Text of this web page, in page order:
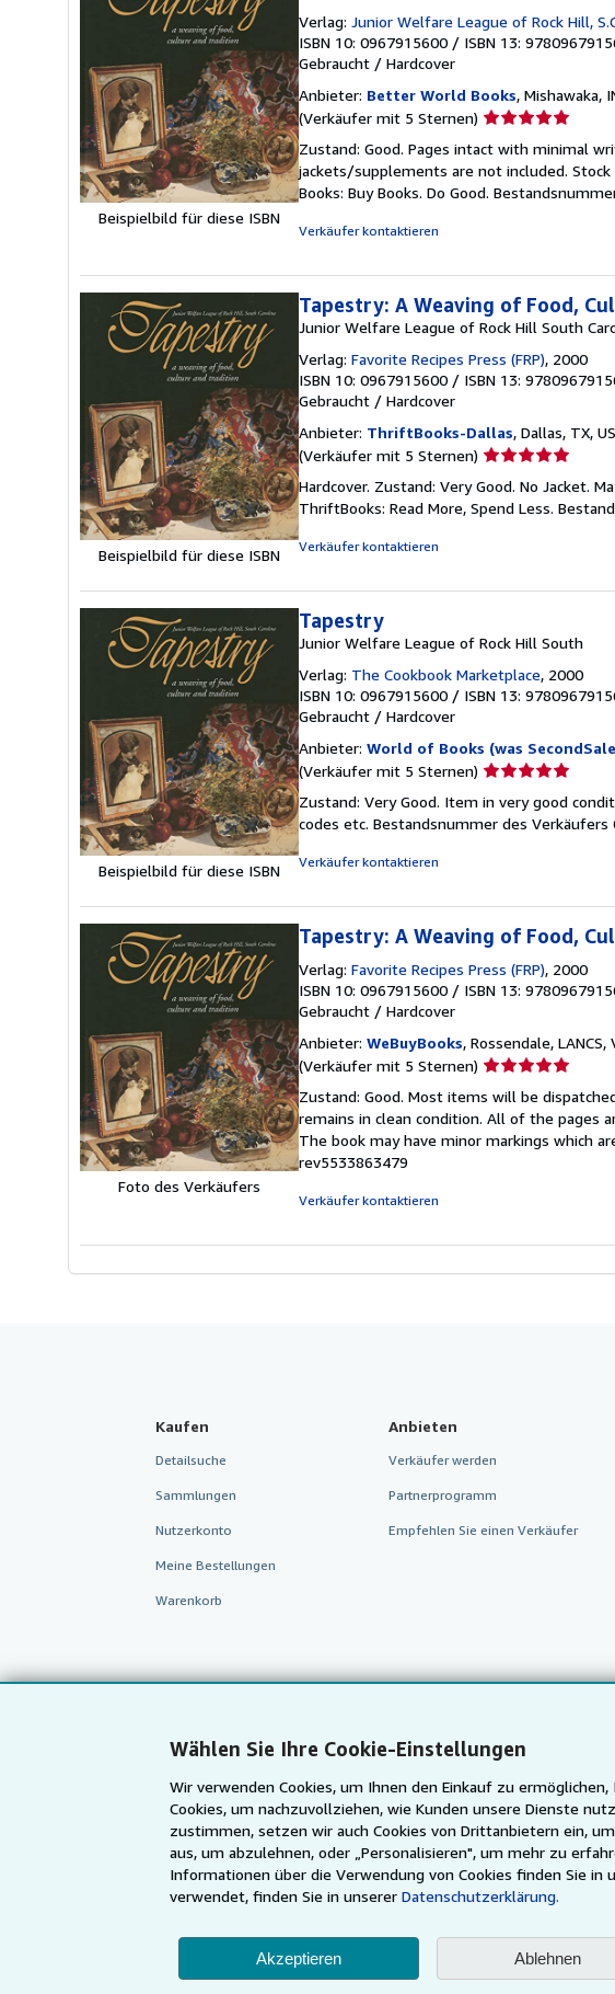
Wählen Sie Ihre Cookie-Einstellungen
Wir verwenden Cookies, um Ihnen den Einkauf zu
Cookies, um nachzuvollziehen, wie Kunden unsere Dienste
zustimmen, setzen wir auch Cookies von Drittanbietern ein,
aus, um abzulehnen, oder „Personalisieren", um mehr zu
Informationen über die Verwendung von Cookies finden Sie in
verwendet, finden Sie in unsererDatenschutzerklärung.
Akzeptieren Ablehnen
Beispielbild für diese ISBN
Verlag: Junior Welfare League of Rock Hill,
ISBN 10: 0967915600 / ISBN 13:
Gebraucht / Hardcover
Anbieter: Better World Books, Mishawaka,
(Verkäufer mit 5 Sternen)
von
5
Sternen
Zustand: Good. Pages intact with minimal
jackets/supplements are not included.
Books: Buy Books. Do Good.
Verkäufer kontaktieren
Beispielbild für diese ISBN
Tapestry: A Weaving of Food,
Junior Welfare League of Rock Hill South
Verlag: Favorite Recipes Press (FRP), 2000
ISBN 10: 0967915600 / ISBN 13:
Gebraucht / Hardcover
Anbieter: ThriftBooks-Dallas, Dallas, TX,
(Verkäufer mit 5 Sternen)
von
5
Hardcover. Zustand: Very Good. No Jacket.
ThriftBooks: Read More, Spend Less.
Verkäufer kontaktieren
Beispielbild für diese ISBN
Tapestry
Junior Welfare League of Rock Hill South
Verlag: The Cookbook Marketplace, 2000
ISBN 10: 0967915600 / ISBN 13:
Gebraucht / Hardcover
Anbieter: World of Books (was
(Verkäufer mit 5 Sternen)
von
5
Zustand: Very Good. Item in very good
codes etc. Bestandsnummer des Verkäufers
Verkäufer kontaktieren
Foto des Verkäufers
Tapestry: A Weaving of Food,
Verlag: Favorite Recipes Press (FRP), 2000
ISBN 10: 0967915600 / ISBN 13:
Gebraucht / Hardcover
Anbieter: WeBuyBooks, Rossendale,
(Verkäufer mit 5 Sternen)
von
5
Sternen
Zustand: Good. Most items will be
remains in clean condition. All of the pages
The book may have minor markings which
rev5533863479
Verkäufer kontaktieren
Kaufen
Detailsuche
Sammlungen
Nutzerkonto
Meine Bestellungen
Warenkorb
Anbieten
Verkäufer werden
Partnerprogramm
Empfehlen Sie einen Verkäufer
AbeBooks.com AbeBooks.co.uk AbeBooks.fr
Die Nutzung dieser Seite ist durch